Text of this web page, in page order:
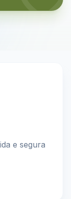
e segura